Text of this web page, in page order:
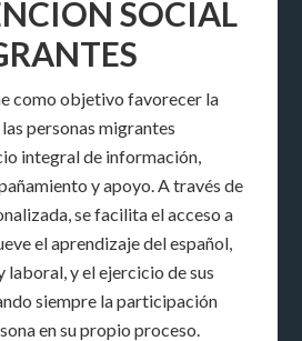
SOCIAL
como objetivo favorecer la
personas migrantes
integral de información,
y apoyo. A través de
se facilita el acceso a
el aprendizaje del español,
laboral, y el ejercicio de sus
siempre la participación
en su propio proceso.